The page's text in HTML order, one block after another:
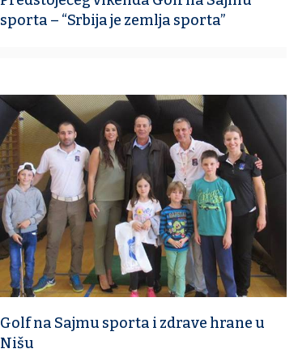
sporta – “Srbija je zemlja sporta”
Golf na Sajmu sporta i zdrave hrane u
Nišu